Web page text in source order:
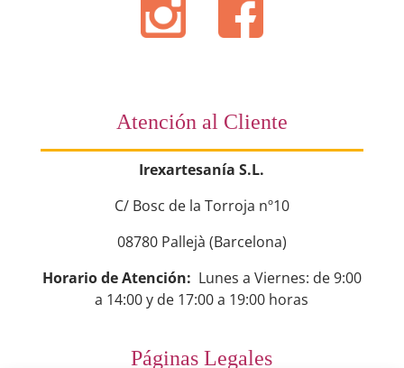
Atención al Cliente
Irexartesanía S.L.
C/ Bosc de la Torroja nº10
08780 Pallejà (Barcelona)
Horario de Atención: Lunes a Viernes: de 9:00
a 14:00 y de 17:00 a 19:00 horas
Páginas Legales